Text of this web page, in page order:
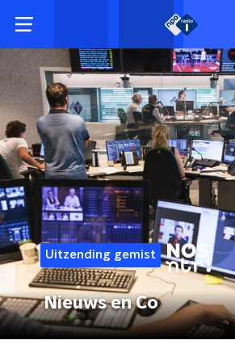
Uitzending gemist
Nieuws en Co